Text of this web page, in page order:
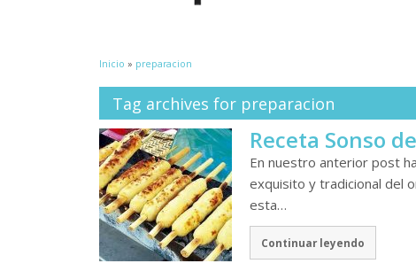
Inicio » preparacion
Tag archives for preparacion
Receta Sonso
En nuestro anterior post
exquisito y tradicional del
esta…
Continuar leyendo